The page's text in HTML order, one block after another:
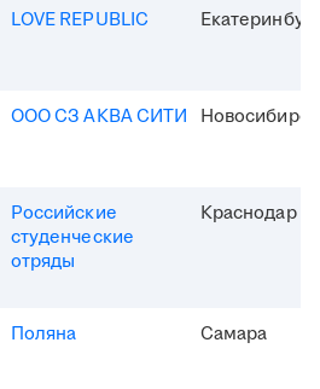
LOVE REPUBLIC
ООО СЗ АКВА СИТИ Новосибирск
Российские
студенческие
отряды
Краснодар
Поляна Самара